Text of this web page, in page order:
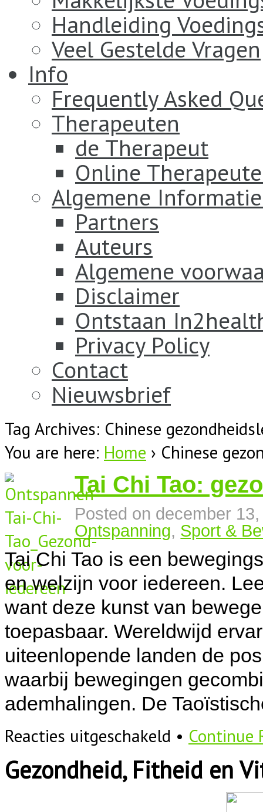
Handleiding
Veel Gestelde Vragen
Info
Frequently Asked
Therapeuten
de Therapeut
Online
Algemene
Partners
Auteurs
Algemene
Disclaimer
Ontstaan
Privacy Policy
Contact
Nieuwsbrief
Tag Archives: Chinese
You are here: Home › Chinese
Tai Chi Tao:
Posted on december
Ontspanning, Sport &
Tai Chi Tao is een
en welzijn voor iedereen.
want deze kunst van
toepasbaar. Wereldwijd
uiteenlopende landen de
waarbij bewegingen
ademhalingen. De
Reacties uitgeschakeld Tai
gezond
voor
• Continue
Gezondheid, Fitheid en